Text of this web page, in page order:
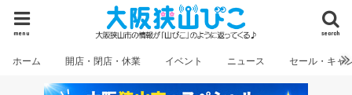
search
menu
ホーム 開店・閉店・休業 イベント ニュース セール・キャ